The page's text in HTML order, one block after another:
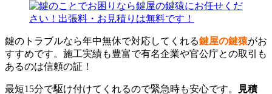
鍵のトラブルなら年中無休で対応してくれる鍵屋の鍵猿がお
すすめです。施工実績も豊富で有名企業や官公庁との取引も
あるのは信頼の証！
最短15分で駆け付けてくれるので緊急時も安心です。
見積